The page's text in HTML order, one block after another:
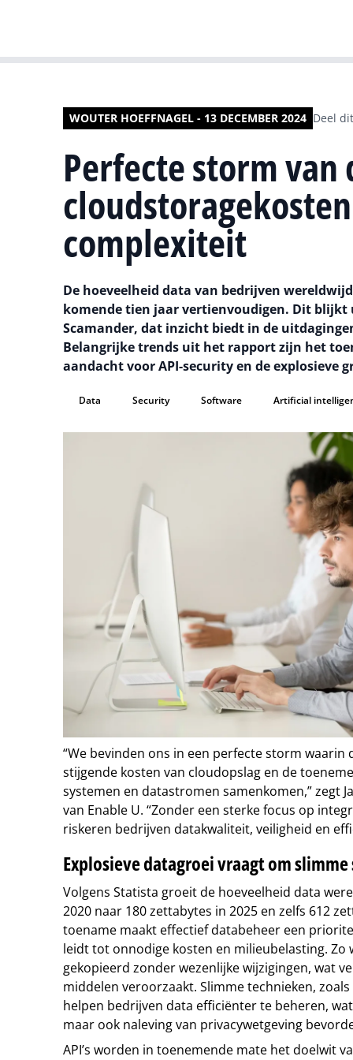
WOUTER HOEFFNAGEL - 13 DECEMBER 2024 Deel
Perfecte storm
complexiteit
De hoeveelheid data van bedrijven
komende tien jaar vertienvoudigen. Dit blijkt
Scamander, dat inzicht biedt in de
Belangrijke trends uit het rapport zijn het
aandacht voor API-security en de explosieve
Data Security Software Artificial
“We bevinden ons in een perfecte storm waarin
stijgende kosten van cloudopslag en de
systemen en datastromen samenkomen,” zegt
van Enable U. “Zonder een sterke focus op
riskeren bedrijven datakwaliteit, veiligheid en
Explosieve datagroei vraagt om
Volgens Statista groeit de hoeveelheid data
2020 naar 180 zettabytes in 2025 en zelfs 612
toename maakt effectief databeheer een
leidt tot onnodige kosten en milieubelasting. Zo
gekopieerd zonder wezenlijke wijzigingen, wat
middelen veroorzaakt. Slimme technieken,
helpen bedrijven data efficiënter te beheren,
maar ook naleving van privacywetgeving
API’s worden in toenemende mate het doelwit